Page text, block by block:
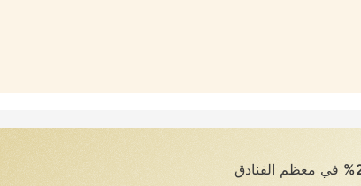
في معظم الفنادق